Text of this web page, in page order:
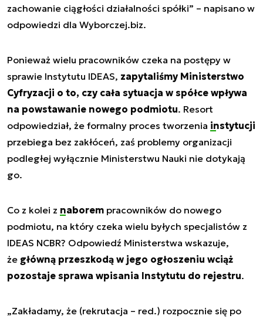
zachowanie ciągłości działalności spółki” – napisano w
odpowiedzi dla Wyborczej.biz.
Ponieważ wielu pracowników czeka na postępy w
sprawie Instytutu IDEAS, zapytaliśmy Ministerstwo
Cyfryzacji o to, czy cała sytuacja w spółce wpływa
na powstawanie nowego podmiotu. Resort
odpowiedział, że formalny proces tworzenia instytucji
przebiega bez zakłóceń, zaś problemy organizacji
podległej wyłącznie Ministerstwu Nauki nie dotykają
go.
Co z kolei z naborem pracowników do nowego
podmiotu, na który czeka wielu byłych specjalistów z
IDEAS NCBR? Odpowiedź Ministerstwa wskazuje,
że główną przeszkodą w jego ogłoszeniu wciąż
pozostaje sprawa wpisania Instytutu do rejestru.
„Zakładamy, że (rekrutacja – red.) rozpocznie się po